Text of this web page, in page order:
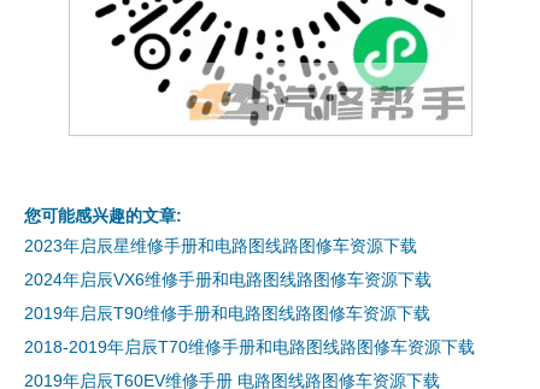
您可能感兴趣的文章:
2023年启辰星维修手册和电路图线路图修车资源下载
2024年启辰VX6维修手册和电路图线路图修车资源下载
2019年启辰T90维修手册和电路图线路图修车资源下载
2018-2019年启辰T70维修手册和电路图线路图修车资源下载
2019年启辰T60EV维修手册 电路图线路图修车资源下载